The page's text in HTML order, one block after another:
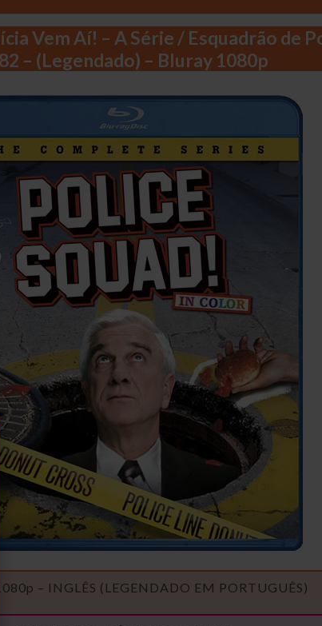
Vem Aí! – A Série / Esquadrão de
– (Legendado) – Bluray 1080p
– INGLÊS (LEGENDADO EM PORTUGUÊS)